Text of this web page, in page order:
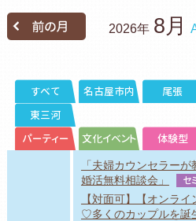
2026年 8月
すべて 名古屋市内 尾張
東三河
パーティー
文化イベント 体験型
「夫婦カウンセラー
婚活無料相談会」
セ
【対面可】【オンラ
♡多くのカップルを誕